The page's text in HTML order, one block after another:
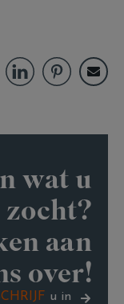
wat u
zocht?
aan
over!
u in